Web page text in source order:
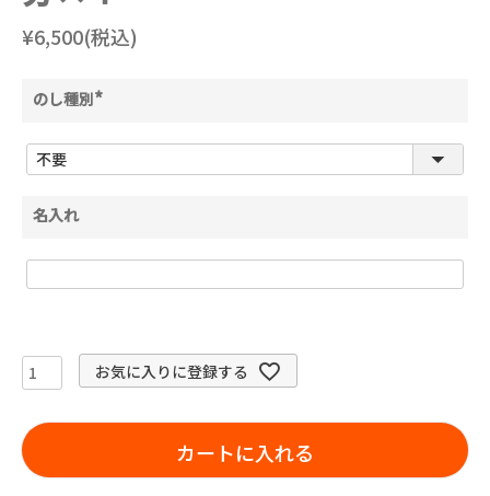
¥6,500(税込)
のし種別
須
名入れ
お気に入りに登録する
カートに入れる